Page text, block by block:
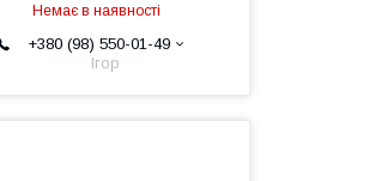
Немає в наявності
+380 (98) 550-01-49
Ігор